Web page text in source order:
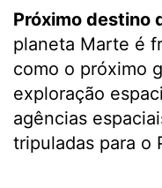
Próximo destino
planeta Marte é
como o próximo
exploração
agências
tripuladas para o